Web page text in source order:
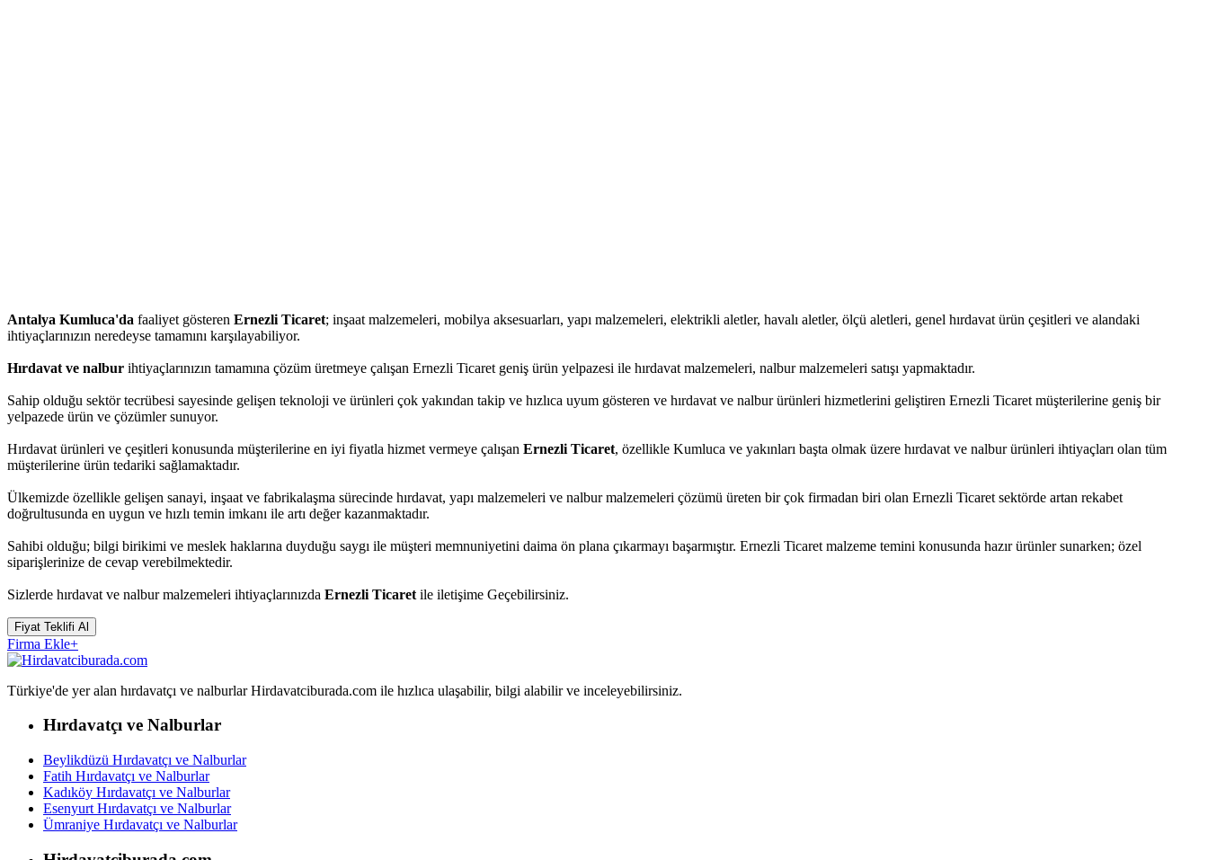
Antalya Kumluca'da faaliyet gösteren Ernezli Ticaret; inşaat malzemeleri, mobilya aksesuarları, yapı malzemeleri, elektrikli aletler, havalı aletler, ölçü aletleri, genel hırdavat ürün çeşitleri ve alandaki
ihtiyaçlarınızın neredeyse tamamını karşılayabiliyor.
Hırdavat ve nalbur ihtiyaçlarınızın tamamına çözüm üretmeye çalışan Ernezli Ticaret geniş ürün yelpazesi ile hırdavat malzemeleri, nalbur malzemeleri satışı yapmaktadır.
Sahip olduğu sektör tecrübesi sayesinde gelişen teknoloji ve ürünleri çok yakından takip ve hızlıca uyum gösteren ve hırdavat ve nalbur ürünleri hizmetlerini geliştiren Ernezli Ticaret müşterilerine geniş bir
yelpazede ürün ve çözümler sunuyor.
Hırdavat ürünleri ve çeşitleri konusunda müşterilerine en iyi fiyatla hizmet vermeye çalışan Ernezli Ticaret, özellikle Kumluca ve yakınları başta olmak üzere hırdavat ve nalbur ürünleri ihtiyaçları olan tüm
müşterilerine ürün tedariki sağlamaktadır.
Ülkemizde özellikle gelişen sanayi, inşaat ve fabrikalaşma sürecinde hırdavat, yapı malzemeleri ve nalbur malzemeleri çözümü üreten bir çok firmadan biri olan Ernezli Ticaret sektörde artan rekabet
doğrultusunda en uygun ve hızlı temin imkanı ile artı değer kazanmaktadır.
Sahibi olduğu; bilgi birikimi ve meslek haklarına duyduğu saygı ile müşteri memnuniyetini daima ön plana çıkarmayı başarmıştır. Ernezli Ticaret malzeme temini konusunda hazır ürünler sunarken; özel
siparişlerinize de cevap verebilmektedir.
Sizlerde hırdavat ve nalbur malzemeleri ihtiyaçlarınızda Ernezli Ticaret ile iletişime Geçebilirsiniz.
Fiyat Teklifi Al
Firma Ekle+
Türkiye'de yer alan hırdavatçı ve nalburlar Hirdavatciburada.com ile hızlıca ulaşabilir, bilgi alabilir ve inceleyebilirsiniz.
Hırdavatçı ve Nalburlar
Beylikdüzü Hırdavatçı ve Nalburlar
Fatih Hırdavatçı ve Nalburlar
Kadıköy Hırdavatçı ve Nalburlar
Esenyurt Hırdavatçı ve Nalburlar
Ümraniye Hırdavatçı ve Nalburlar